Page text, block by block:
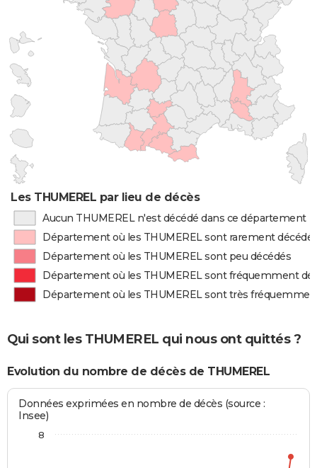
Les THUMEREL par lieu de décès
Aucun THUMEREL n'est décédé dans ce département
Département où les THUMEREL sont rarement
Département où les THUMEREL sont peu décédés
Département où les THUMEREL sont fréquemment
Département où les THUMEREL sont très
Qui sont les THUMEREL qui nous ont quittés ?
Evolution du nombre de décès de THUMEREL
Données exprimées en nombre de décès (source :
Insee)
8